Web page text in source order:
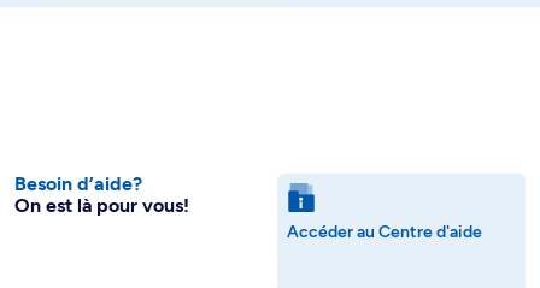
Besoin d’aide?
On est là pour vous!
Accéder au Centre d'aide